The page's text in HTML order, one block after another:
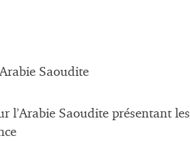
Saoudite
l’Arabie Saoudite présentant les